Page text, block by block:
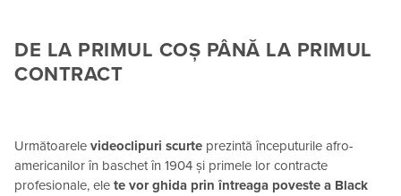
DE LA PRIMUL COȘ PÂNĂ LA PRIMUL
CONTRACT
Următoarele videoclipuri scurte prezintă începuturile afro-
americanilor în baschet în 1904 și primele lor contracte
profesionale, ele te vor ghida prin întreaga poveste a Black